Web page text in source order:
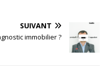
SUIVANT
immobilier ?